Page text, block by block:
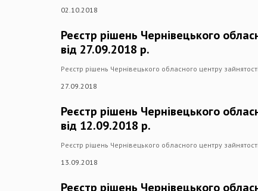
02.10.2018
Реєстр рішень Чернівецького
від 27.09.2018 р.
Реєстр рішень Чернівецького обласного центру
27.09.2018
Реєстр рішень Чернівецького
від 12.09.2018 р.
Реєстр рішень Чернівецького обласного центру
13.09.2018
Реєстр рішень Чернівецького